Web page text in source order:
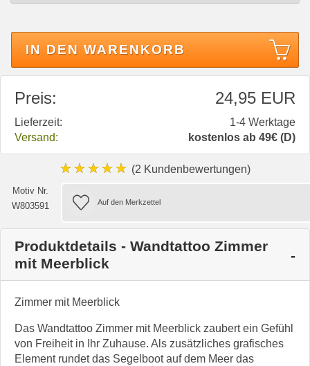
IN DEN WARENKORB
Preis: 24,95 EUR
Lieferzeit:
1-4 Werktage
Versand:
kostenlos ab 49€ (D)
★★★★★ (2 Kundenbewertungen)
Motiv Nr.
W803591
Produktdetails - Wandtattoo Zimmer
mit Meerblick
Zimmer mit Meerblick
Das Wandtattoo Zimmer mit Meerblick zaubert ein Gefühl
von Freiheit in Ihr Zuhause. Als zusätzliches grafisches
Element rundet das Segelboot auf dem Meer das